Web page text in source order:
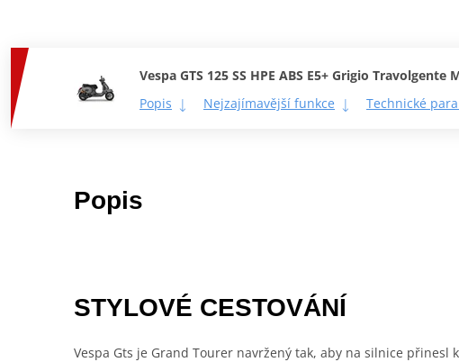
Vespa GTS 125 SS HPE ABS E5+ Grigio Travolgente
Popis
Nejzajímavější funkce Technické
Popis
STYLOVÉ CESTOVÁNÍ
Vespa Gts je Grand Tourer navržený tak, aby na silnice přinesl